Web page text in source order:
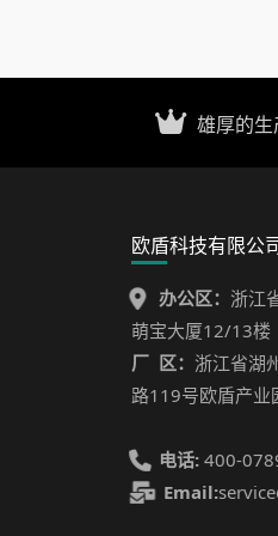
雄厚的
欧盾科技有限公
办公区： 浙江
萌宝大厦12/13楼
厂 区： 浙江省湖
路119号欧盾产业
电话: 400-
Email: